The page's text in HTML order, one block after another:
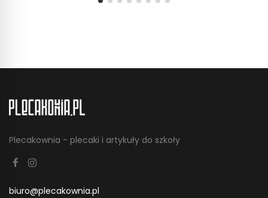
Plecakownia - plecaki i artykuły do szkoły
biuro@plecakownia.pl